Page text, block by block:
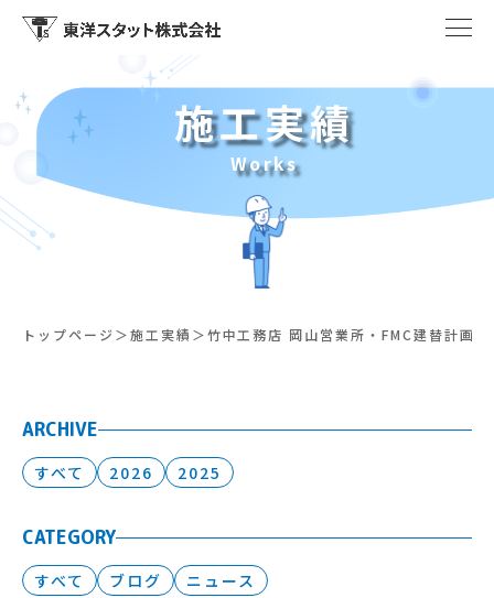
施工実績
Works
トップページ 施工実績 竹中工務店 岡山営業所・FMC建替計画
ARCHIVE
すべて 2026 2025
CATEGORY
すべて ブログ ニュース